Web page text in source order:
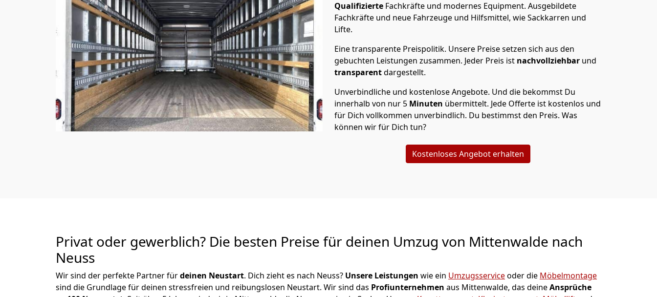
Qualifizierte Fachkräfte und modernes Equipment. Ausgebildete
Fachkräfte und neue Fahrzeuge und Hilfsmittel, wie Sackkarren und
Lifte.
Eine transparente Preispolitik. Unsere Preise setzen sich aus den
gebuchten Leistungen zusammen. Jeder Preis ist nachvollziehbar und
transparentdargestellt.
Unverbindliche und kostenlose Angebote. Und die bekommst Du
innerhalb von nur 5 Minuten übermittelt. Jede Offerte ist kostenlos und
für Dich vollkommen unverbindlich. Du bestimmst den Preis. Was
können wir für Dich tun?
Kostenloses Angebot erhalten
Privat oder gewerblich? Die besten Preise für deinen Umzug von Mittenwalde nach
Neuss
Wir sind der perfekte Partner fürdeinen Neustart. Dich zieht es nach Neuss? Unsere Leistungen wie ein Umzugsserviceoder die Möbelmontage
sind die Grundlage für deinen stressfreien und reibungslosen Neustart. Wir sind das Profiunternehmen aus Mittenwalde, das deineAnsprüche